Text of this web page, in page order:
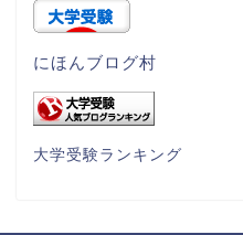
にほんブログ村
大学受験ランキング